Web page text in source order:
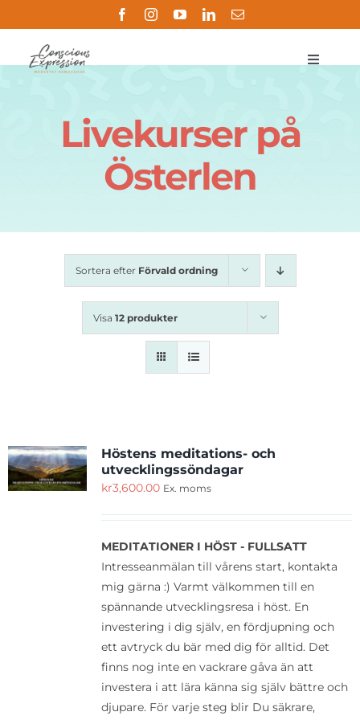
till
innehållet
Toggle
Metoden
Handledning
Referenser
Kontakt
Livekurser på
Österlen
Sortera efter Förvald ordning
Visa 12 produkter
Höstens meditations- och
utvecklingssöndagar
kr3,600.00 Ex. moms
MEDITATIONER I HÖST - FULLSATT
Intresseanmälan till vårens start, kontakta
mig gärna :) Varmt välkommen till en
spännande utvecklingsresa i höst. En
investering i dig själv, en fördjupning och
ett avtryck du bär med dig för alltid. Det
finns nog inte en vackrare gåva än att
investera i att lära känna sig själv bättre och
djupare. För varje steg blir Du säkrare,